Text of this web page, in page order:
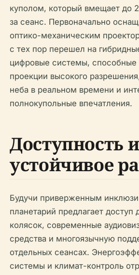
куполом, который вмещает до
за сеанс. Первоначально
оптико-механическим
с тех пор перешел на
цифровые системы, способные
проекции высокого
неба в реальном времени и
полнокупольные впечатления.
Доступность и
устойчивое
Будучи приверженным
планетарий предлагает доступ
колясок, современные
средства и многоязычную
отдельных сеансах.
системы и климат-контроль